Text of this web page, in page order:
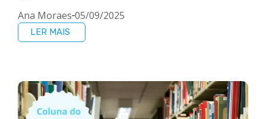
Ana Moraes 05/09/2025
LER MAIS